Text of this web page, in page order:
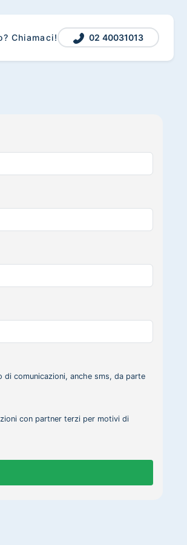
Chiamaci! 02 40031013
di comunicazioni, anche sms, da parte
con partner terzi per motivi di